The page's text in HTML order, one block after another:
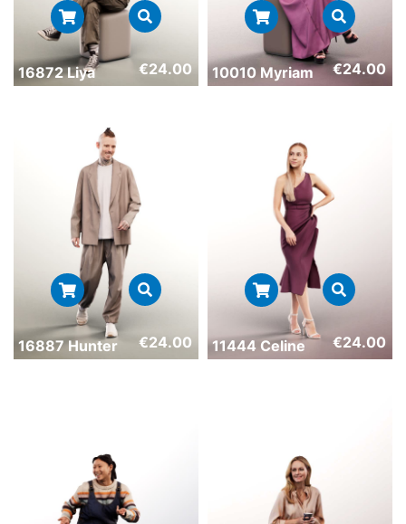
16872 Liya €24.00 10010 Myriam €24.00
16887 Hunter €24.00 11444 Celine €24.00